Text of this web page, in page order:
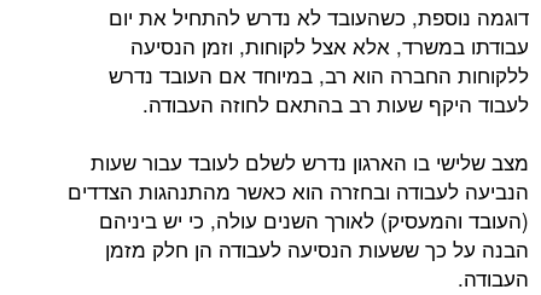
דוגמה נוספת, כשהעובד לא נדרש להתחיל את יום
עבודתו במשרד, אלא אצל לקוחות, וזמן הנסיעה
ללקוחות החברה הוא רב, במיוחד אם העובד נדרש
לעבוד היקף שעות רב בהתאם לחוזה העבודה.
מצב שלישי בו הארגון נדרש לשלם לעובד עבור שעות
הנביעה לעבודה ובחזרה הוא כאשר מהתנהגות הצדדים
(העובד והמעסיק) לאורך השנים עולה, כי יש ביניהם
הבנה על כך ששעות הנסיעה לעבודה הן חלק מזמן
העבודה.